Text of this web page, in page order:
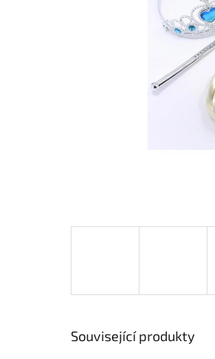
Související produkty